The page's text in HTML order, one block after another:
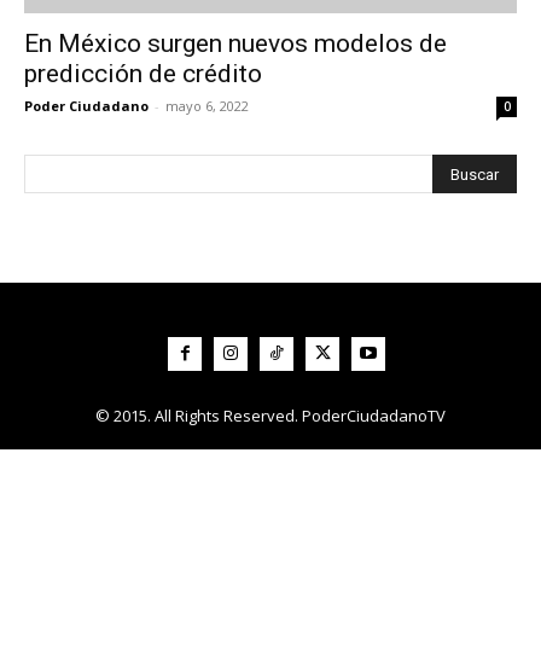
En México surgen nuevos modelos de
predicción de crédito
Poder Ciudadano - mayo 6, 2022 0
© 2015. All Rights Reserved. PoderCiudadanoTV